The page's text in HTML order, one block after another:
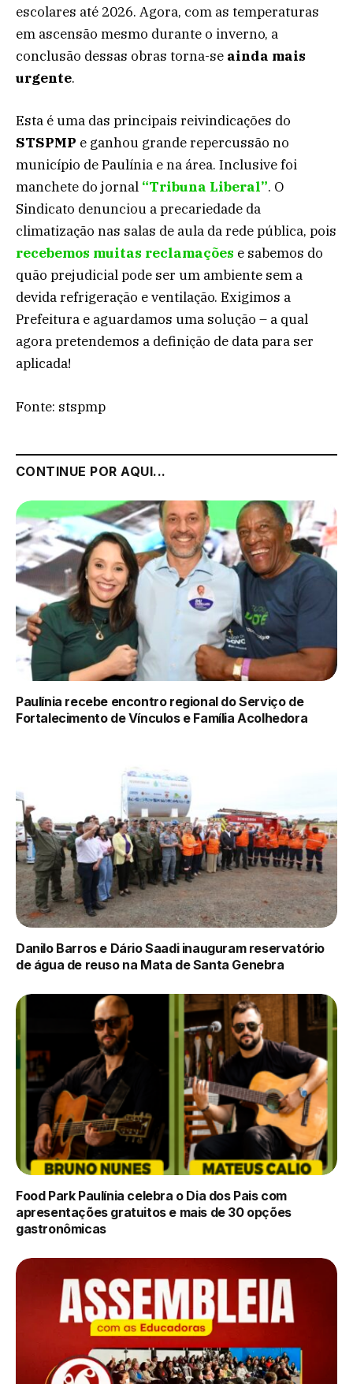
escolares até 2026. Agora, com as temperaturas
em ascensão mesmo durante o inverno, a
conclusão dessas obras torna-se ainda mais
urgente.
Esta é uma das principais reivindicações do
STSPMP e ganhou grande repercussão no
município de Paulínia e na área. Inclusive foi
manchete do jornal “Tribuna Liberal”. O
Sindicato denunciou a precariedade da
climatização nas salas de aula da rede pública, pois
recebemos muitas reclamações e sabemos do
quão prejudicial pode ser um ambiente sem a
devida refrigeração e ventilação. Exigimos a
Prefeitura e aguardamos uma solução – a qual
agora pretendemos a definição de data para ser
aplicada!
Fonte: stspmp
CONTINUE POR AQUI...
Paulínia recebe encontro regional do Serviço de
Fortalecimento de Vínculos e Família Acolhedora
Danilo Barros e Dário Saadi inauguram reservatório
de água de reuso na Mata de Santa Genebra
Food Park Paulínia celebra o Dia dos Pais com
apresentações gratuitos e mais de 30 opções
gastronômicas